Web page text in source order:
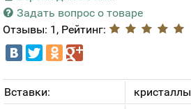
Задать вопрос о товаре
Отзывы: 1, Рейтинг:
Вставки: